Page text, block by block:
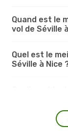
Quand est le
vol de Séville
Quel est le
Séville à Nice